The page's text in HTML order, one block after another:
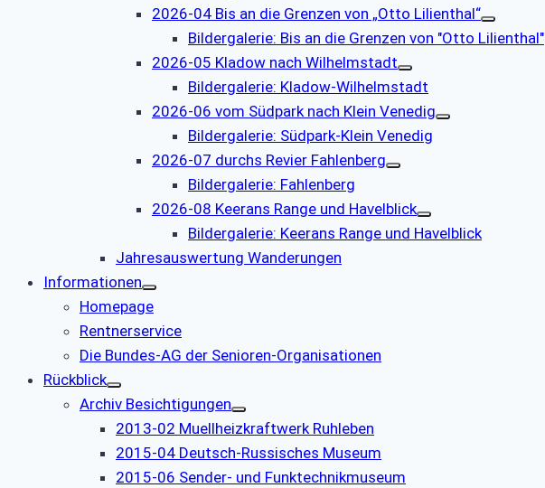
2026-04 Bis an die Grenzen von „Otto Lilienthal“
Bildergalerie: Bis an die Grenzen von "Otto Lilienthal"
2026-05 Kladow nach Wilhelmstadt
Bildergalerie: Kladow-Wilhelmstadt
2026-06 vom Südpark nach Klein Venedig
Bildergalerie: Südpark-Klein Venedig
2026-07 durchs Revier Fahlenberg
Bildergalerie: Fahlenberg
2026-08 Keerans Range und Havelblick
Bildergalerie: Keerans Range und Havelblick
Jahresauswertung Wanderungen
Informationen
Homepage
Rentnerservice
Die Bundes-AG der Senioren-Organisationen
Rückblick
Archiv Besichtigungen
2013-02 Muellheizkraftwerk Ruhleben
2015-04 Deutsch-Russisches Museum
2015-06 Sender- und Funktechnikmuseum